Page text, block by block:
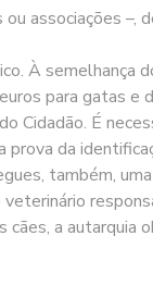
associações –,
À semelhança
para gatas e
Cidadão. É
prova da
também,
veterinário
a autarquia